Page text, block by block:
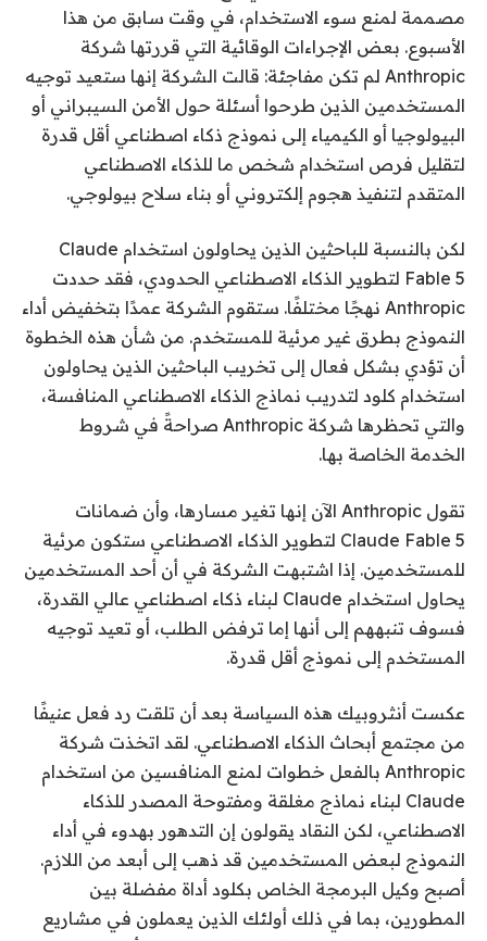
مصممة لمنع سوء الاستخدام، في وقت سابق من هذا
الأسبوع. بعض الإجراءات الوقائية التي قررتها شركة
Anthropic لم تكن مفاجئة: قالت الشركة إنها ستعيد توجيه
المستخدمين الذين طرحوا أسئلة حول الأمن السيبراني أو
البيولوجيا أو الكيمياء إلى نموذج ذكاء اصطناعي أقل قدرة
لتقليل فرص استخدام شخص ما للذكاء الاصطناعي
المتقدم لتنفيذ هجوم إلكتروني أو بناء سلاح بيولوجي.
لكن بالنسبة للباحثين الذين يحاولون استخدام Claude
Fable 5 لتطوير الذكاء الاصطناعي الحدودي، فقد حددت
Anthropic نهجًا مختلفًا. ستقوم الشركة عمدًا بتخفيض أداء
النموذج بطرق غير مرئية للمستخدم. من شأن هذه الخطوة
أن تؤدي بشكل فعال إلى تخريب الباحثين الذين يحاولون
استخدام كلود لتدريب نماذج الذكاء الاصطناعي المنافسة،
والتي تحظرها شركة Anthropic صراحةً في شروط
الخدمة الخاصة بها.
تقول Anthropic الآن إنها تغير مسارها، وأن ضمانات
Claude Fable 5 لتطوير الذكاء الاصطناعي ستكون مرئية
للمستخدمين. إذا اشتبهت الشركة في أن أحد المستخدمين
يحاول استخدام Claude لبناء ذكاء اصطناعي عالي القدرة،
فسوف تنبههم إلى أنها إما ترفض الطلب، أو تعيد توجيه
المستخدم إلى نموذج أقل قدرة.
عكست أنثروبيك هذه السياسة بعد أن تلقت رد فعل عنيفًا
من مجتمع أبحاث الذكاء الاصطناعي. لقد اتخذت شركة
Anthropic بالفعل خطوات لمنع المنافسين من استخدام
Claude لبناء نماذج مغلقة ومفتوحة المصدر للذكاء
الاصطناعي، لكن النقاد يقولون إن التدهور بهدوء في أداء
النموذج لبعض المستخدمين قد ذهب إلى أبعد من اللازم.
أصبح وكيل البرمجة الخاص بكلود أداة مفضلة بين
المطورين، بما في ذلك أولئك الذين يعملون في مشاريع